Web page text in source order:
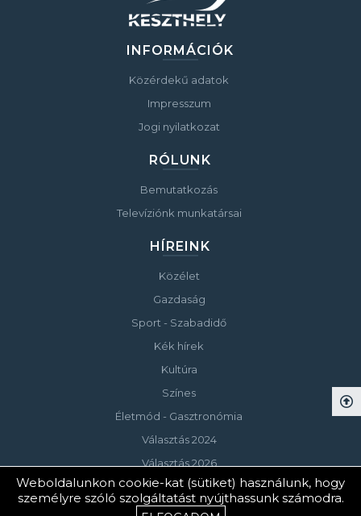
INFORMÁCIÓK
Közérdekű adatok
Impresszum
Jogi nyilatkozat
RÓLUNK
Bemutatkozás
Televíziónk munkatársai
HÍREINK
Közélet
Gazdaság
Sport - Szabadidő
Kék hírek
Kultúra
Színes
Életmód - Gasztronómia
Választás 2024
Választás 2026
© Copyright 2023 Keszthelyi Televízió
Weboldalunkon cookie-kat (sütiket) használunk, hogy
személyre szóló szolgáltatást nyújthassunk számodra.